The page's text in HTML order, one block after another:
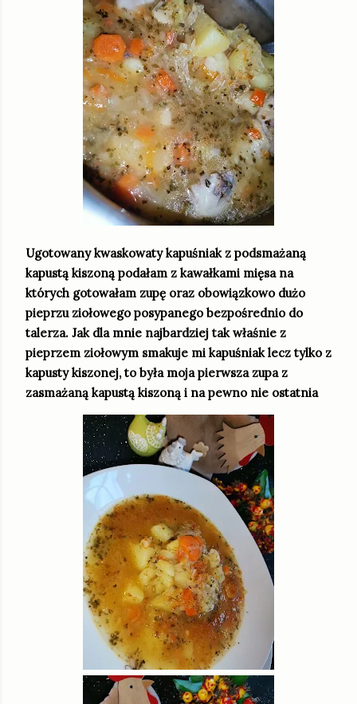
Ugotowany kwaskowaty kapuśniak z podsmażaną
kapustą kiszoną podałam z kawałkami mięsa na
których gotowałam zupę oraz obowiązkowo dużo
pieprzu ziołowego posypanego bezpośrednio do
talerza. Jak dla mnie najbardziej tak właśnie z
pieprzem ziołowym smakuje mi kapuśniak lecz tylko z
kapusty kiszonej, to była moja pierwsza zupa z
zasmażaną kapustą kiszoną i na pewno nie ostatnia